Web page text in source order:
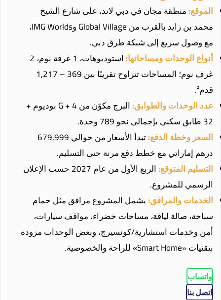
الموقع:منطقة مجان في دبي لاند، على شارع الشيخ
محمد بن زايد بالقرب من Global Village وIMG Worlds،
مع وصول سريع إلى شبكة طرق دبي.
أنواع الوحدات ومساحاتها:
استوديوهات، 1 غرفة نوم، 2
غرف نوم؛ المساحات تتراوح تقريبًا بين 369 – 1,217
قدم².
عدد الوحدات والطوابق:
البرج مكوّن من G + 4 بوديوم +
32 طابق سكني بإجمالي نحو 789 وحدة.
السعر وخطة الدفع:
تبدأ الأسعار من حوالي 679,999
درهم إماراتي مع خطط دفع مرنة حتى التسليم.
التسليم المتوقع:
الربع الأول من عام 2027 حسب الإعلان
الرسمي للمشروع.
الخدمات والمرافق:يشمل المشروع مرافق مثل حمام
سباحة، صالة لياقة، مساحات خضراء، مواقف سيارات،
أمن وخدمات استشارية/كونسيرج، وبعض الوحدات مزودة
بتقنيات «Smart Home» للراحة والخصوصية.
واتساب
اتصل بنا